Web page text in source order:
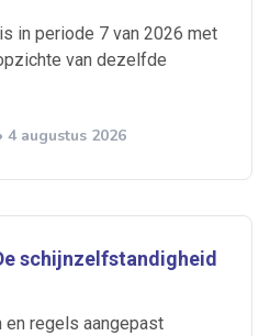
in periode 7 van 2026 met
van dezelfde
augustus 2026
schijnzelfstandigheid
en regels aangepast